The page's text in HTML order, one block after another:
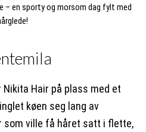
– en sporty og morsom dag fylt med
Hair på plass med et
køen seg lang av
som ville få håret satt i flette,